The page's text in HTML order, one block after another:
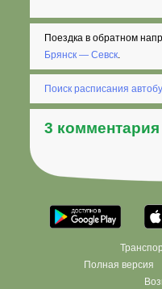
Поездка в обратном
Брянск — Севск
Поиск расписания
3 комментария
Полная версия